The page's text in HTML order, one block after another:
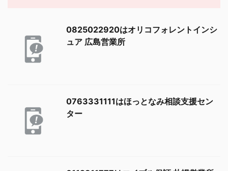
0825022920はオリコフォレントインシ
ュア 広島営業所
0763331111はほっとなみ相談支援セン
ター